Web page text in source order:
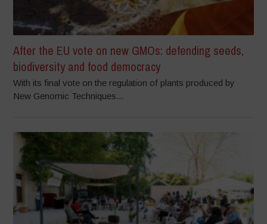
After the EU vote on new GMOs: defending seeds,
biodiversity and food democracy
With its final vote on the regulation of plants produced by
New Genomic Techniques...